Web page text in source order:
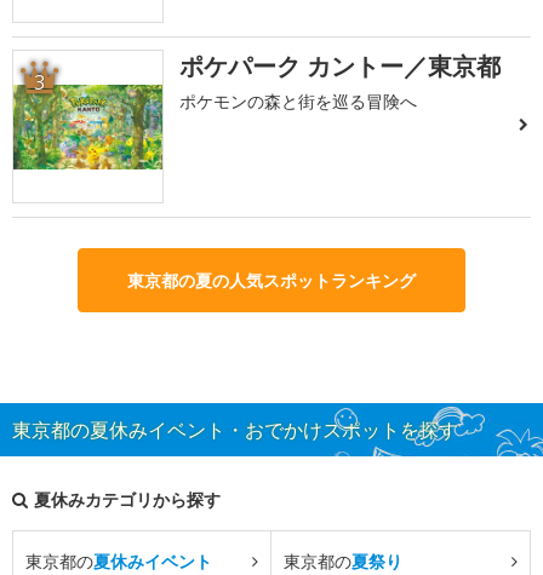
3 ポケパーク カントー／東京都
ポケモンの森と街を巡る冒険へ
東京都の夏の人気スポットランキング
東京都の夏休みイベント・おでかけスポットを探す
夏休みカテゴリから探す
東京都の夏休みイベント 東京都の夏祭り